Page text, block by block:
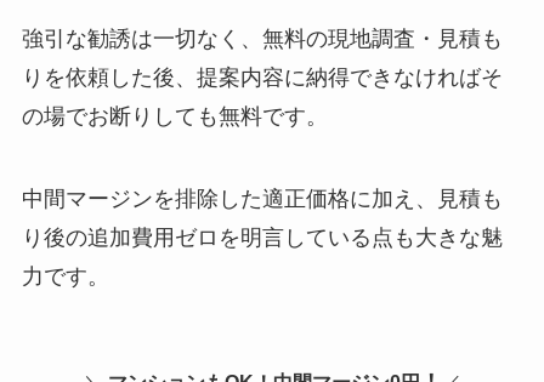
強引な勧誘は一切なく、無料の現地調査・見積も
りを依頼した後、提案内容に納得できなければそ
の場でお断りしても無料です。
中間マージンを排除した適正価格に加え、見積も
り後の追加費用ゼロを明言している点も大きな魅
力です。